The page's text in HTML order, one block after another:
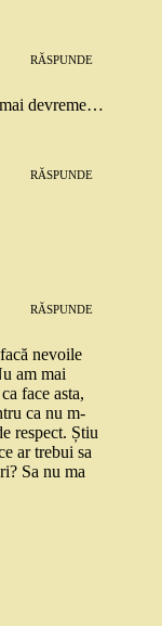
RĂSPUNDE
devreme…
RĂSPUNDE
RĂSPUNDE
nevoile
am mai
face asta,
ca nu m-
respect. Știu
ar trebui sa
Sa nu ma